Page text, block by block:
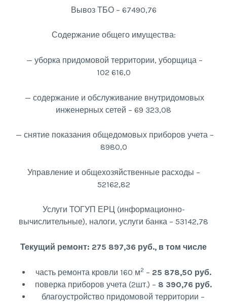
Вывоз ТБО – 67490,76
Содержание общего имущества:
— уборка придомовой территории, уборщица –
102 616,0
— содержание и обслуживание внутридомовых
инженерных сетей – 69 323,08
— снятие показания общедомовых приборов учета –
8980,0
Управление и общехозяйственные расходы –
52162,82
Услуги ТОГУП ЕРЦ (информационно-
вычислительные), налоги, услуги банка – 53142,78
Текущий ремонт: 275 897,36 руб., в том числе
часть ремонта кровли 160 м2 – 25 878,50 руб.
поверка приборов учета (2шт.) – 8 390,76 руб.
благоустройство придомовой территории –